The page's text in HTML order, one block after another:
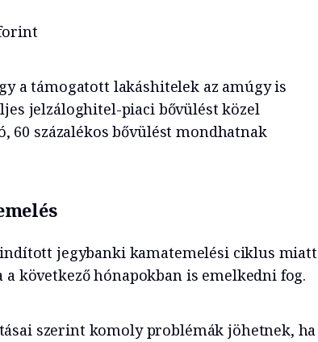
a támogatott lakáshitelek az amúgy is
jelzáloghitel-piaci bővülést közel
60 százalékos bővülést mondhatnak
jegybanki kamatemelési ciklus miatt
következő hónapokban is emelkedni fog.
szerint komoly problémák jöhetnek, ha